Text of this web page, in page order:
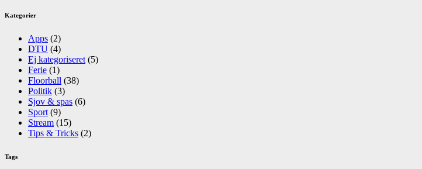
Kategorier
Apps (2)
DTU (4)
Ej kategoriseret (5)
Ferie (1)
Floorball (38)
Politik (3)
Sjov & spas (6)
Sport (9)
Stream (15)
Tips & Tricks (2)
Tags